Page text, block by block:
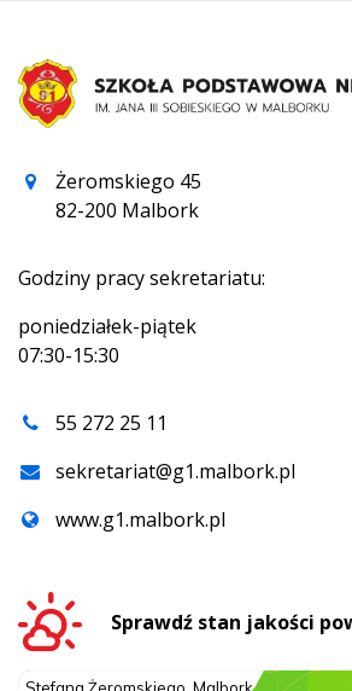
Żeromskiego 45
82-200 Malbork
Godziny pracy sekretariatu:
poniedziałek-piątek
07:30-15:30
55 272 25 11
sekretariat@g1.malbork.pl
www.g1.malbork.pl
Sprawdź stan jakości